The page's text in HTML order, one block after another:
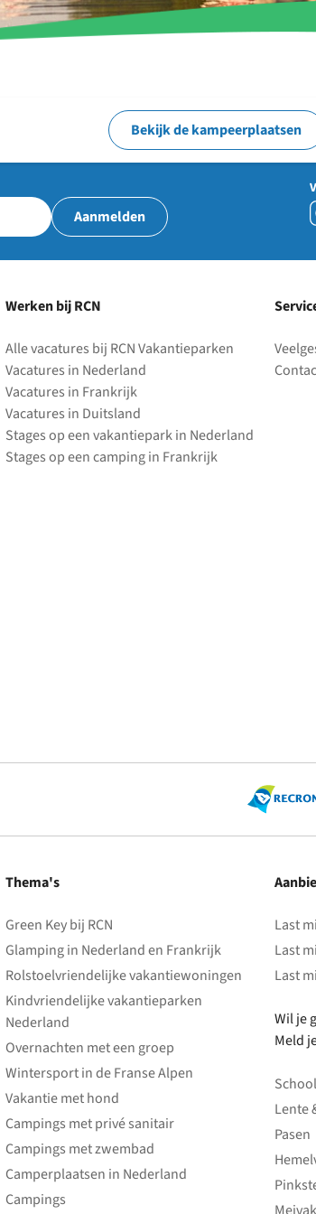
Bekijk de kampeerplaatsen
Aanmelden
Werken bij RCN
Alle vacatures bij RCN Vakantieparken
Vacatures in Nederland
Vacatures in Frankrijk
Vacatures in Duitsland
Stages op een vakantiepark in Nederland
Stages op een camping in Frankrijk
Thema's
Green Key bij RCN
Glamping in Nederland en Frankrijk
Rolstoelvriendelijke vakantiewoningen
Kindvriendelijke vakantieparken
Nederland
Overnachten met een groep
Wintersport in de Franse Alpen
Vakantie met hond
Campings met privé sanitair
Campings met zwembad
Camperplaatsen in Nederland
Campings
Last
Last
Last
Wil je
Meld
Lente
Pasen